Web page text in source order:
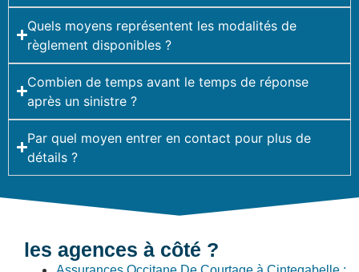
Quels moyens représentent les modalités de
règlement disponibles ?
Combien de temps avant le temps de réponse
après un sinistre ?
Par quel moyen entrer en contact pour plus de
détails ?
les agences à côté ?